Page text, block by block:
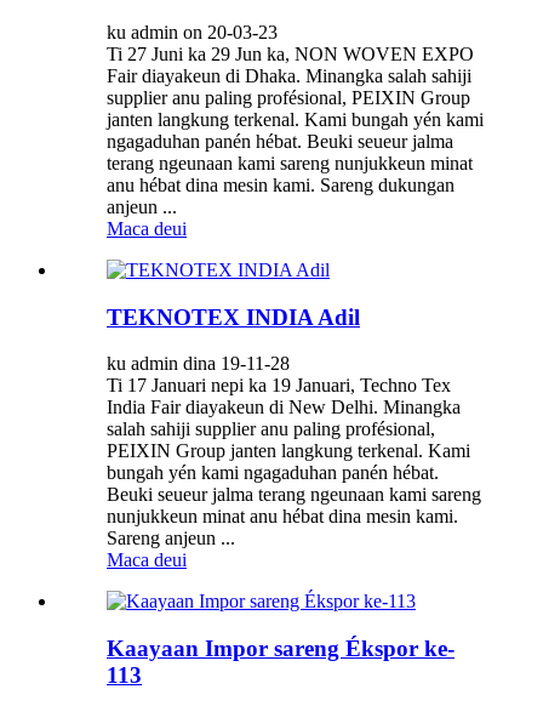
ku admin on 20-03-23
Ti 27 Juni ka 29 Jun ka, NON WOVEN EXPO
Fair diayakeun di Dhaka. Minangka salah sahiji
supplier anu paling profésional, PEIXIN Group
janten langkung terkenal. Kami bungah yén kami
ngagaduhan panén hébat. Beuki seueur jalma
terang ngeunaan kami sareng nunjukkeun minat
anu hébat dina mesin kami. Sareng dukungan
anjeun ...
Maca deui
TEKNOTEX INDIA Adil
ku admin dina 19-11-28
Ti 17 Januari nepi ka 19 Januari, Techno Tex
India Fair diayakeun di New Delhi. Minangka
salah sahiji supplier anu paling profésional,
PEIXIN Group janten langkung terkenal. Kami
bungah yén kami ngagaduhan panén hébat.
Beuki seueur jalma terang ngeunaan kami sareng
nunjukkeun minat anu hébat dina mesin kami.
Sareng anjeun ...
Maca deui
Kaayaan Impor sareng Ékspor ke-
113